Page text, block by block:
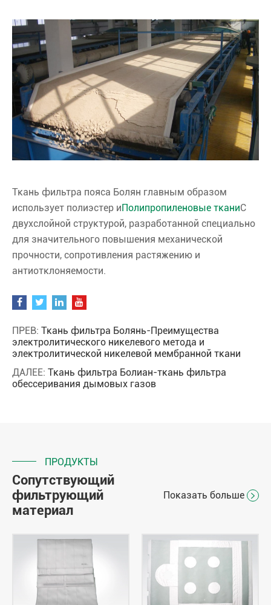
Ткань фильтра пояса Болян главным образом
использует полиэстер иПолипропиленовые тканиС
двухслойной структурой, разработанной специально
для значительного повышения механической
прочности, сопротивления растяжению и
антиотклоняемости.
ПРЕВ: Ткань фильтра Болянь-Преимущества
электролитического никелевого метода и
электролитической никелевой мембранной ткани
ДАЛЕЕ: Ткань фильтра Болиан-ткань фильтра
обессеривания дымовых газов
ПРОДУКТЫ
Сопутствующий
фильтрующий
материал
Показать больше 